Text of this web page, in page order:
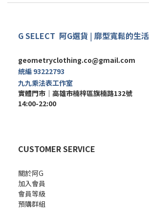
G SELECT 阿G選貨 | 廓型寬鬆的生活
geometryclothing.co@gmail.com
統編 93222793
九九乘法表工作室
實體門市｜ 高雄市楠梓區旗楠路132號
14:00-22:00
CUSTOMER SERVICE
關於阿G
加入會員
會員等級
預購群組